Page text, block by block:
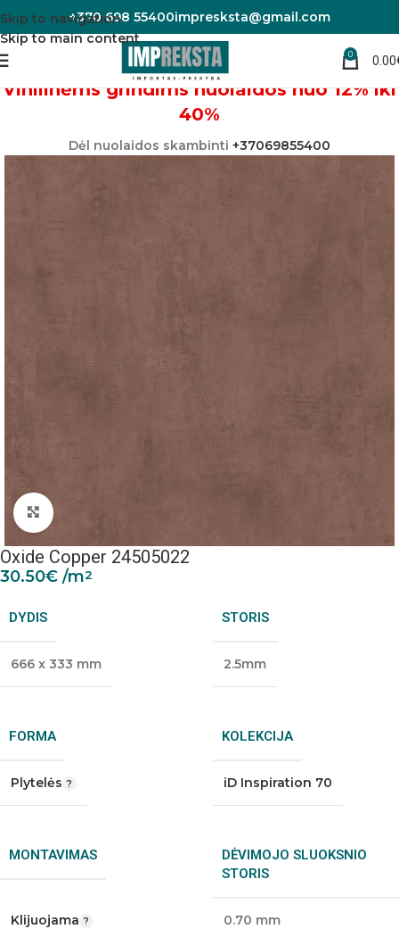
Skip to navigation
Skip to main content
+370 698 55400impresksta@gmail.com
0 0.00
Pradžia Vinilinės grindys
Vinilinėms grindims nuolaidos nuo 12% iki
40%
Dėl nuolaidos skambinti +37069855400
Padidinti nuotrauką
Oxide Copper 24505022
30.50€ /m2
DYDIS
666 x 333 mm
STORIS
2.5mm
FORMA
Plytelės
KOLEKCIJA
iD Inspiration 70
MONTAVIMAS
Klijuojama
DĖVIMOJO SLUOKSNIO
STORIS
0.70 mm